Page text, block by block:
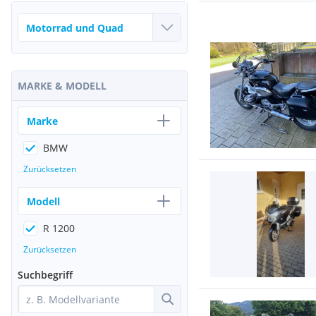
MARKE & MODELL
Marke
BMW
Zurücksetzen
Modell
R 1200
Zurücksetzen
Suchbegriff